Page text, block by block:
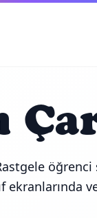
ekranlarında